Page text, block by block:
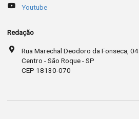
Youtube
Redação
Rua Marechal Deodoro da Fonseca, 04
Centro - São Roque - SP
CEP 18130-070